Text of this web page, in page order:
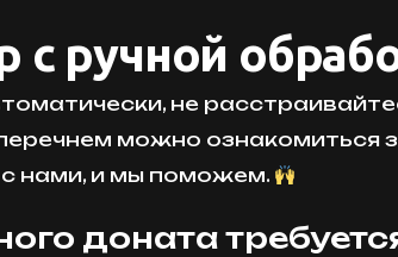
с ручной
не
можно ознакомиться
нами, и мы поможем.
доната